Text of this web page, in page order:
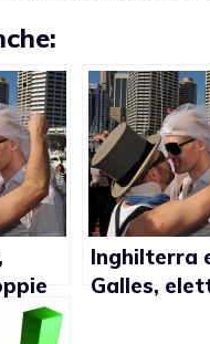
nel
Inghilterra
Galles,